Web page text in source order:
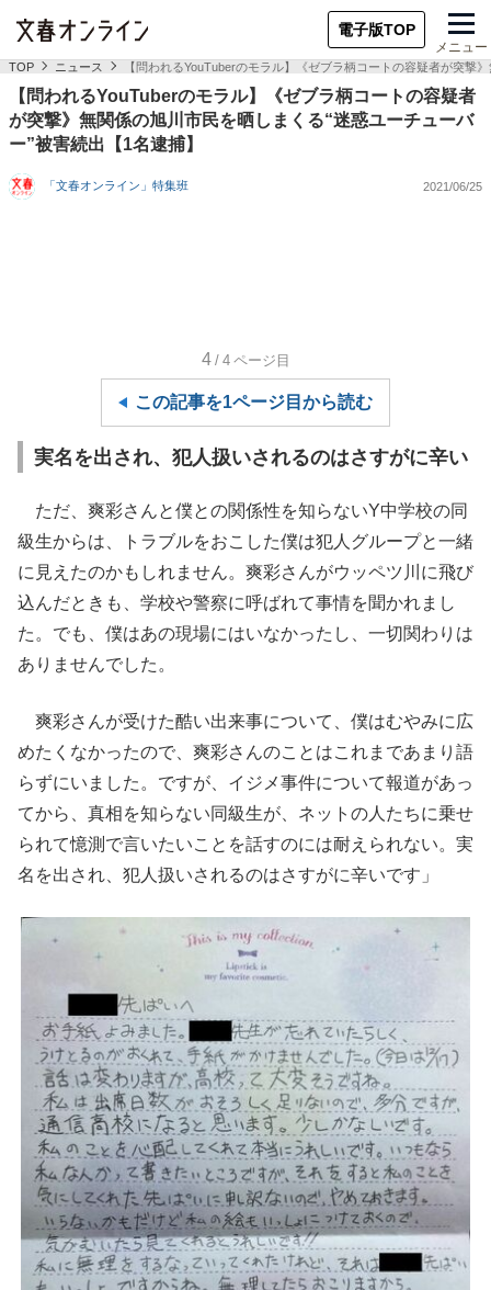
電子版TOP
メニュー
TOP ニュース 【問われるYouTuberのモラル】《ゼブラ柄コートの容疑者が突撃
【問われるYouTuberのモラル】《ゼブラ柄コートの容疑者
が突撃》無関係の旭川市民を晒しまくる“迷惑ユーチューバ
ー”被害続出【1名逮捕】
「文春オンライン」特集班 2021/06/25
4 /4 ページ目
この記事を1ページ目から読む
実名を出され、犯人扱いされるのはさすがに辛い
ただ、爽彩さんと僕との関係性を知らないY中学校の同
級生からは、トラブルをおこした僕は犯人グループと一緒
に見えたのかもしれません。爽彩さんがウッペツ川に飛び
込んだときも、学校や警察に呼ばれて事情を聞かれまし
た。でも、僕はあの現場にはいなかったし、一切関わりは
ありませんでした。
爽彩さんが受けた酷い出来事について、僕はむやみに広
めたくなかったので、爽彩さんのことはこれまであまり語
らずにいました。ですが、イジメ事件について報道があっ
てから、真相を知らない同級生が、ネットの人たちに乗せ
られて憶測で言いたいことを話すのには耐えられない。実
名を出され、犯人扱いされるのはさすがに辛いです」